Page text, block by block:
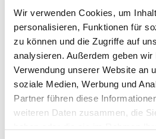
Wir verwenden Cookies, um
personalisieren, Funktionen für
zu können und die Zugriffe auf
analysieren. Außerdem geben
Verwendung unserer Website an
soziale Medien, Werbung und
Partner führen diese
weiteren Daten zusammen, die
Выключатель-
мм, трехфазное
NH fuse-switch-
switchable, incl.
NH fuse-switch-
NH fuse-switch-
NH switch-